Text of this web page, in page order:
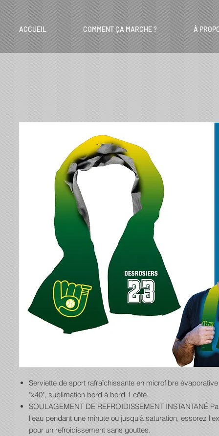
ACCUEIL COMMENT ÇA MARCHE ? À
Serviette de sport rafraîchissante en microfibre
"x40", sublimation bord à bord 1 côté.
SOULAGEMENT DE REFROIDISSEMENT INSTANTANÉ
l'eau pendant une minute ou jusqu'à saturation, essorez
pour un refroidissement sans gouttes.